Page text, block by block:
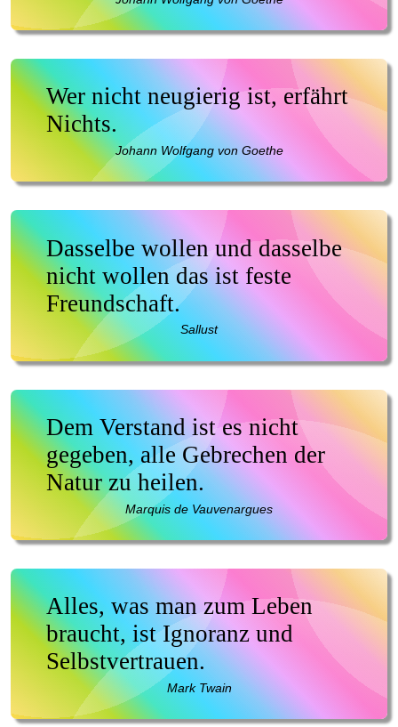
Wer nicht neugierig ist, erfährt
Nichts.
Johann Wolfgang von Goethe
Dasselbe wollen und dasselbe
nicht wollen das ist feste
Freundschaft.
Sallust
Dem Verstand ist es nicht
gegeben, alle Gebrechen der
Natur zu heilen.
Marquis de Vauvenargues
Alles, was man zum Leben
braucht, ist Ignoranz und
Selbstvertrauen.
Mark Twain